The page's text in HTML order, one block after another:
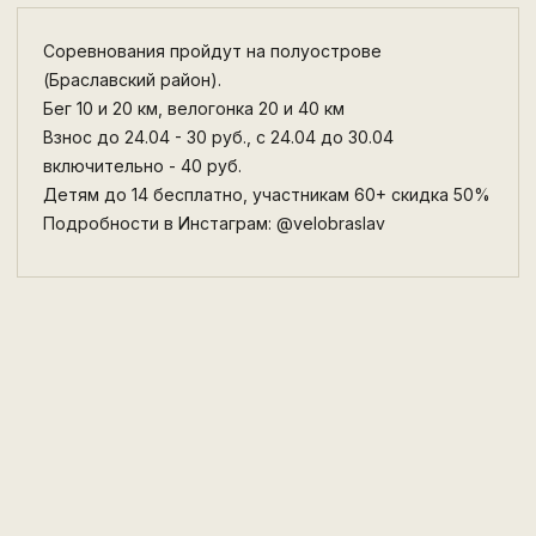
Соревнования пройдут на полуострове
(Браславский район).
Бег 10 и 20 км, велогонка 20 и 40 км
Взнос до 24.04 - 30 руб., с 24.04 до 30.04
включительно - 40 руб.
Детям до 14 бесплатно, участникам 60+ скидка 50%
Подробности в Инстаграм: @velobraslav